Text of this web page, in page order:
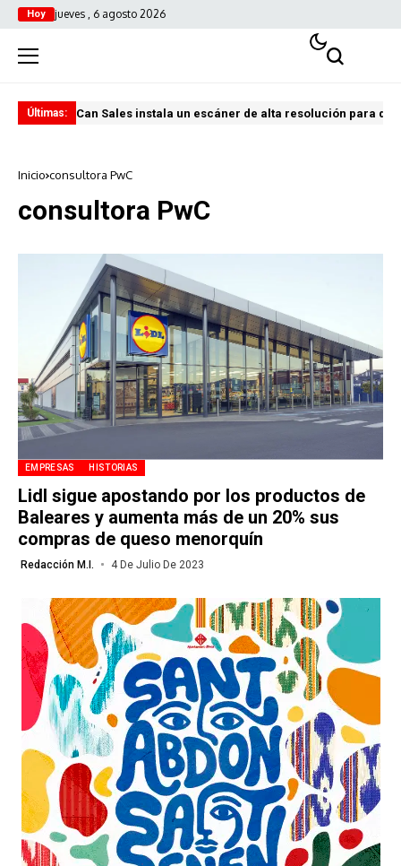
Hoy jueves , 6 agosto 2026
Últimas: Can Sales instala un escáner de alta resolución para
Inicio consultora PwC
consultora PwC
EMPRESAS HISTORIAS
Lidl sigue apostando por los productos de
Baleares y aumenta más de un 20% sus
compras de queso menorquín
Redacción M.I. 4 De Julio De 2023